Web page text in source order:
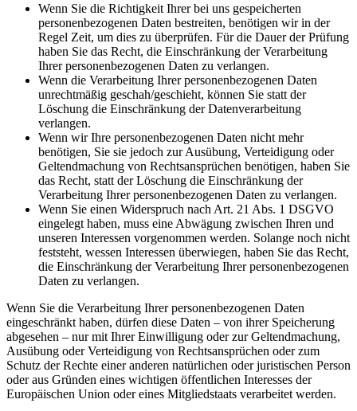
Wenn Sie die Richtigkeit Ihrer bei uns gespeicherten
personenbezogenen Daten bestreiten, benötigen wir in der
Regel Zeit, um dies zu überprüfen. Für die Dauer der Prüfung
haben Sie das Recht, die Einschränkung der Verarbeitung
Ihrer personenbezogenen Daten zu verlangen.
Wenn die Verarbeitung Ihrer personenbezogenen Daten
unrechtmäßig geschah/geschieht, können Sie statt der
Löschung die Einschränkung der Datenverarbeitung
verlangen.
Wenn wir Ihre personenbezogenen Daten nicht mehr
benötigen, Sie sie jedoch zur Ausübung, Verteidigung oder
Geltendmachung von Rechtsansprüchen benötigen, haben Sie
das Recht, statt der Löschung die Einschränkung der
Verarbeitung Ihrer personenbezogenen Daten zu verlangen.
Wenn Sie einen Widerspruch nach Art. 21 Abs. 1 DSGVO
eingelegt haben, muss eine Abwägung zwischen Ihren und
unseren Interessen vorgenommen werden. Solange noch nicht
feststeht, wessen Interessen überwiegen, haben Sie das Recht,
die Einschränkung der Verarbeitung Ihrer personenbezogenen
Daten zu verlangen.
Wenn Sie die Verarbeitung Ihrer personenbezogenen Daten
eingeschränkt haben, dürfen diese Daten – von ihrer Speicherung
abgesehen – nur mit Ihrer Einwilligung oder zur Geltendmachung,
Ausübung oder Verteidigung von Rechtsansprüchen oder zum
Schutz der Rechte einer anderen natürlichen oder juristischen Person
oder aus Gründen eines wichtigen öffentlichen Interesses der
Europäischen Union oder eines Mitgliedstaats verarbeitet werden.